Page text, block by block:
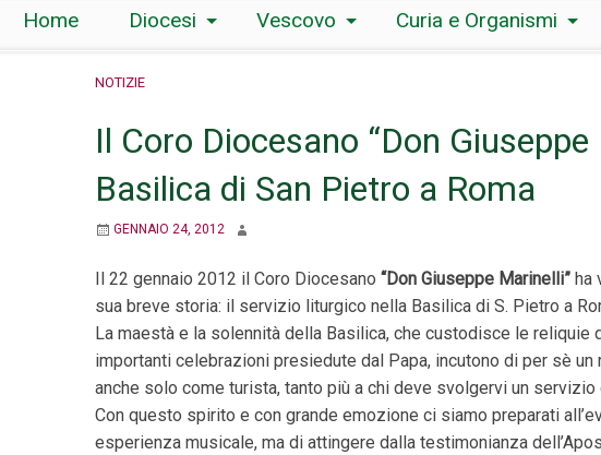
Home Diocesi Vescovo Curia e Organismi
NOTIZIE
Il Coro Diocesano “Don
Basilica di San Pietro a Roma
GENNAIO 24, 2012
Il 22 gennaio 2012 il Coro Diocesano “Don Giuseppe Marinelli” ha
sua breve storia: il servizio liturgico nella Basilica di S. Pietro a
La maestà e la solennità della Basilica, che custodisce le reliquie
importanti celebrazioni presiedute dal Papa, incutono di per sè
anche solo come turista, tanto più a chi deve svolgervi un
Con questo spirito e con grande emozione ci siamo preparati
esperienza musicale, ma di attingere dalla testimonianza